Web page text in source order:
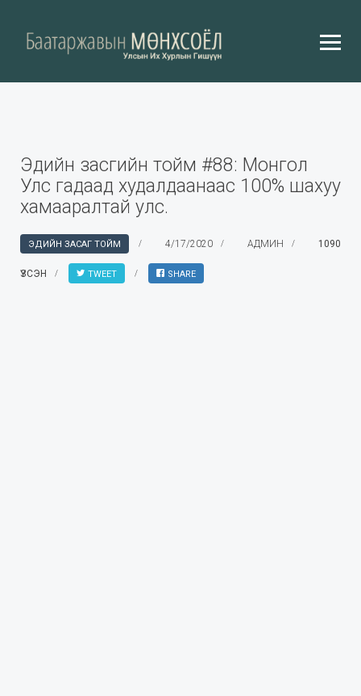
Эдийн засгийн тойм #88: Монгол
Улс гадаад худалдаанаас 100% шахуу
хамааралтай улс.
ЭДИЙН ЗАСАГ ТОЙМ 4/17/2020 АДМИН 1090
ҮЗСЭН TWEET SHARE